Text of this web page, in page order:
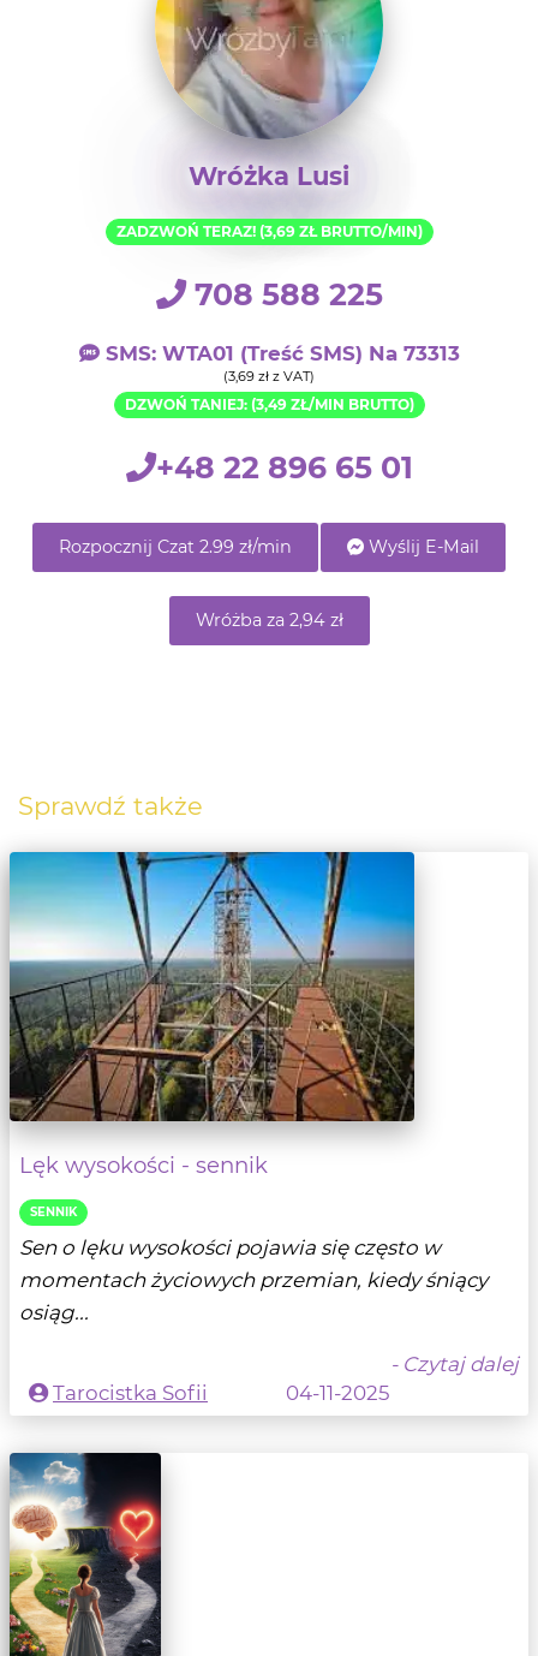
Wróżka Lusi
ZADZWOŃ TERAZ! (3,69 ZŁ BRUTTO/MIN)
708 588 225
SMS: WTA01 (treść SMS) Na 73313
(3,69 zł z VAT)
DZWOŃ TANIEJ: (3,49 ZŁ/MIN BRUTTO)
+48 22 896 65 01
Rozpocznij Czat 2.99 zł/min Wyślij E-Mail
Wróżba za 2,94 zł
Sprawdź także
Lęk wysokości - sennik
SENNIK
Sen o lęku wysokości pojawia się często w
momentach życiowych przemian, kiedy śniący
osiąg...
- Czytaj dalej
Tarocistka Sofii
04-11-2025